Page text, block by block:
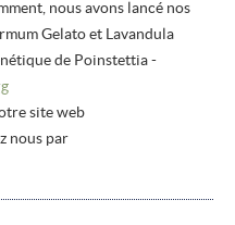
nous avons lancé nos
Gelato et Lavandula
de Poinstettia -
site web
nous par